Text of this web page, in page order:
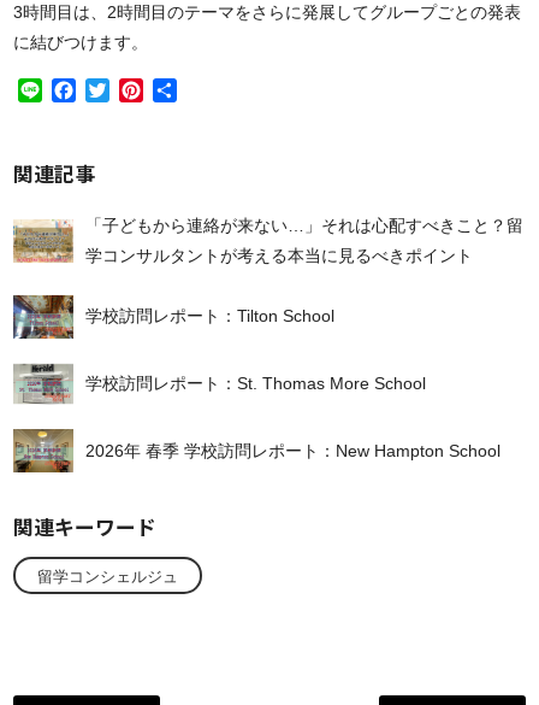
3時間目は、2時間目のテーマをさらに発展してグループごとの発表
に結びつけます。
Line Facebook
TwitterPinterest
関連記事
「子どもから連絡が来ない…」それは心配すべきこと？留
学コンサルタントが考える本当に見るべきポイント
学校訪問レポート：Tilton School
学校訪問レポート：St. Thomas More School
2026年 春季 学校訪問レポート：New Hampton School
関連キーワード
留学コンシェルジュ